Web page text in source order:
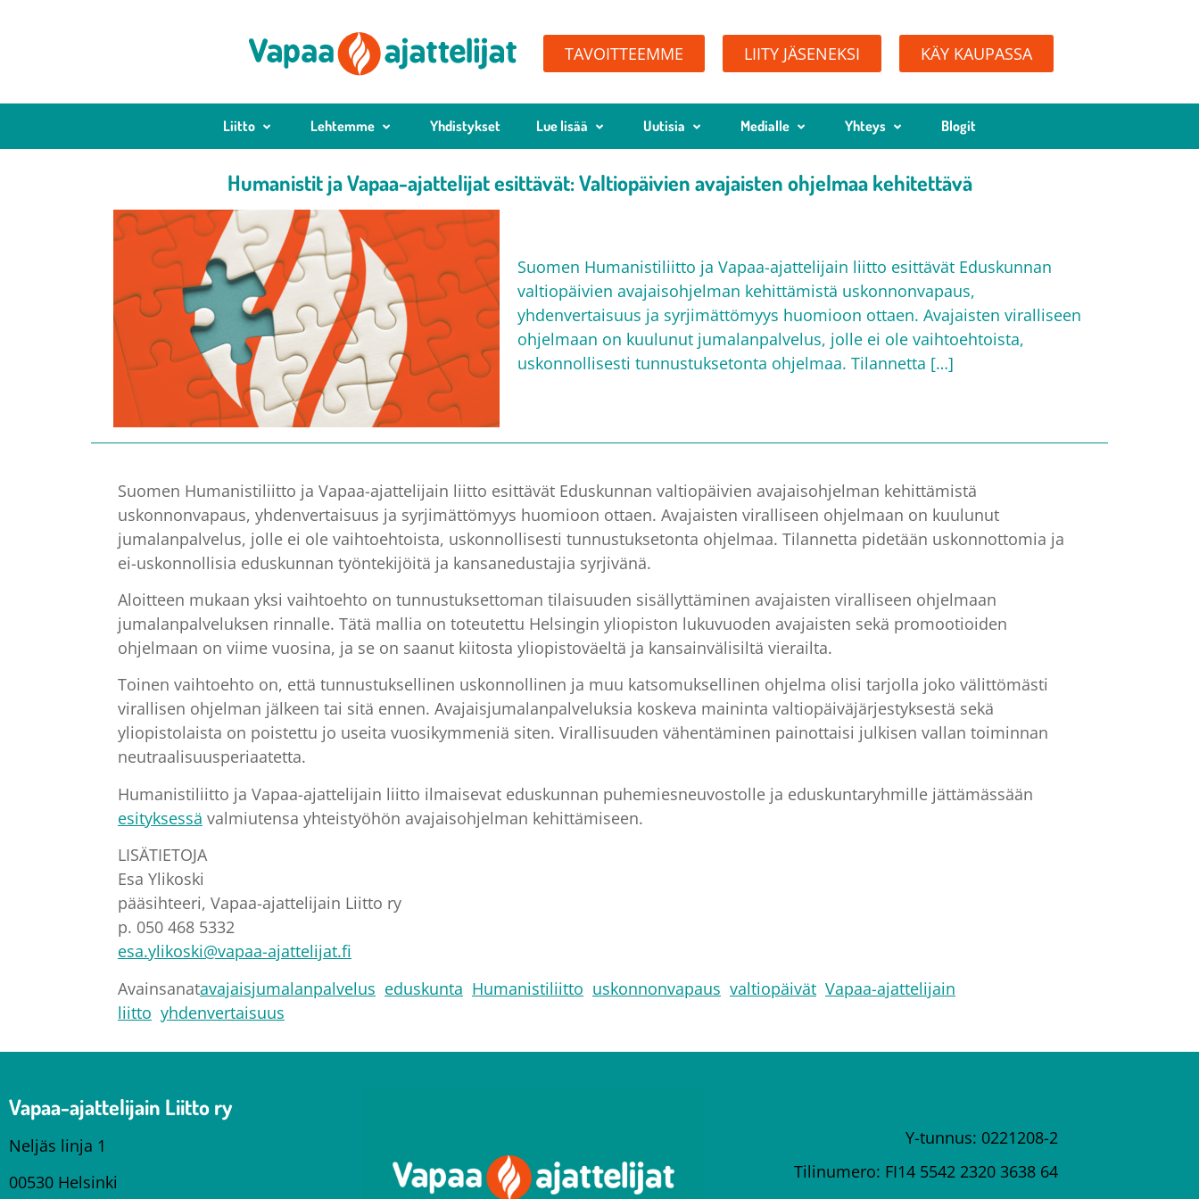
TAVOITTEEMME LIITY JÄSENEKSI KÄY KAUPASSA
Liitto Lehtemme Yhdistykset Lue lisää Uutisia Medialle Yhteys Blogit
Humanistit ja Vapaa-ajattelijat esittävät: Valtiopäivien avajaisten ohjelmaa kehitettävä
Suomen Humanistiliitto ja Vapaa-ajattelijain liitto esittävät Eduskunnan
valtiopäivien avajaisohjelman kehittämistä uskonnonvapaus,
yhdenvertaisuus ja syrjimättömyys huomioon ottaen. Avajaisten viralliseen
ohjelmaan on kuulunut jumalanpalvelus, jolle ei ole vaihtoehtoista,
uskonnollisesti tunnustuksetonta ohjelmaa. Tilannetta […]
Suomen Humanistiliitto ja Vapaa-ajattelijain liitto esittävät Eduskunnan valtiopäivien avajaisohjelman kehittämistä
uskonnonvapaus, yhdenvertaisuus ja syrjimättömyys huomioon ottaen. Avajaisten viralliseen ohjelmaan on kuulunut
jumalanpalvelus, jolle ei ole vaihtoehtoista, uskonnollisesti tunnustuksetonta ohjelmaa. Tilannetta pidetään uskonnottomia ja
ei-uskonnollisia eduskunnan työntekijöitä ja kansanedustajia syrjivänä.
Aloitteen mukaan yksi vaihtoehto on tunnustuksettoman tilaisuuden sisällyttäminen avajaisten viralliseen ohjelmaan
jumalanpalveluksen rinnalle. Tätä mallia on toteutettu Helsingin yliopiston lukuvuoden avajaisten sekä promootioiden
ohjelmaan on viime vuosina, ja se on saanut kiitosta yliopistoväeltä ja kansainvälisiltä vierailta.
Toinen vaihtoehto on, että tunnustuksellinen uskonnollinen ja muu katsomuksellinen ohjelma olisi tarjolla joko välittömästi
virallisen ohjelman jälkeen tai sitä ennen. Avajaisjumalanpalveluksia koskeva maininta valtiopäiväjärjestyksestä sekä
yliopistolaista on poistettu jo useita vuosikymmeniä siten. Virallisuuden vähentäminen painottaisi julkisen vallan toiminnan
neutraalisuusperiaatetta.
Humanistiliitto ja Vapaa-ajattelijain liitto ilmaisevat eduskunnan puhemiesneuvostolle ja eduskuntaryhmille jättämässään
esityksessä valmiutensa yhteistyöhön avajaisohjelman kehittämiseen.
LISÄTIETOJA
Esa Ylikoski
pääsihteeri, Vapaa-ajattelijain Liitto ry
p. 050 468 5332
esa.ylikoski@vapaa-ajattelijat.fi
Avainsanatavajaisjumalanpalvelus eduskunta Humanistiliitto uskonnonvapaus valtiopäivät Vapaa-ajattelijain
liitto yhdenvertaisuus
Vapaa-ajattelijain Liitto ry
Neljäs linja 1
00530 Helsinki
Y-tunnus: 0221208-2
Tilinumero: FI14 5542 2320 3638 64